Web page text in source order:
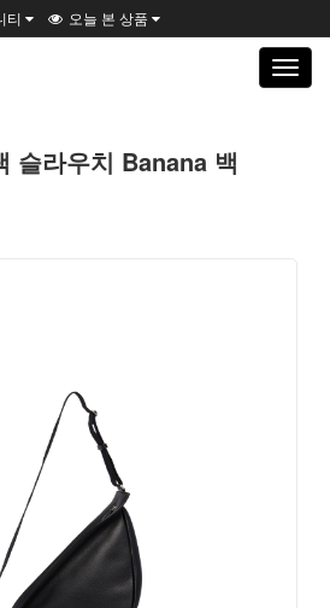
티 오늘 본 상품
Toggle
슬라우치 Banana 백